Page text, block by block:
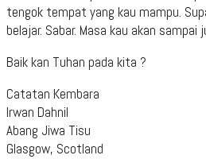
tengok tempat yang kau mampu.
belajar. Sabar. Masa kau akan sampai
Baik kan Tuhan pada kita ?
Catatan Kembara
Irwan Dahnil
Abang Jiwa Tisu
Glasgow, Scotland